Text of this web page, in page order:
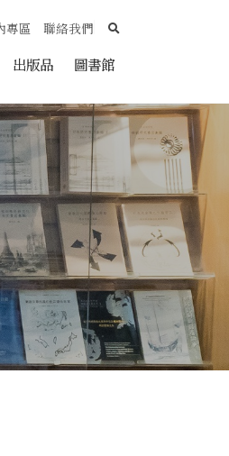
出版品 圖書館
專區 聯絡我們 search